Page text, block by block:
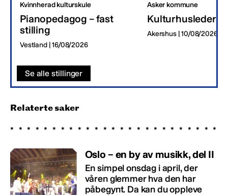
Kvinnherad kulturskule
Pianopedagog – fast
stilling
Vestland | 16/08/2026
Asker kommune
Kulturhusleder
Akershus | 10/08/2026
Se alle stillinger
Relaterte saker
Oslo – en by av musikk, del II
En simpel onsdag i april, der
våren glemmer hva den har
påbegynt. Da kan du oppleve